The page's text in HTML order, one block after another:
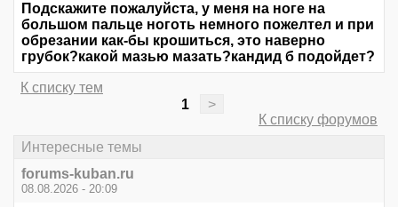
Подскажите пожалуйста, у меня на ноге на
большом пальце ноготь немного пожелтел и при
обрезании как-бы крошиться, это наверно
грубок?какой мазью мазать?кандид б подойдет?
К списку тем
1
>
К списку форумов
Интересные темы
forums-kuban.ru
08.08.2026 - 20:09